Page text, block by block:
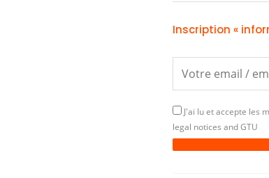
Inscription «
J'ai lu et accepte les
legal notices and GTU